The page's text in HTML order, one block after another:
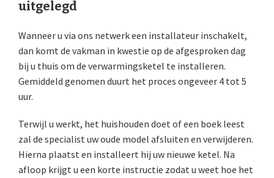
uitgelegd
Wanneer u via ons netwerk een installateur inschakelt,
dan komt de vakman in kwestie op de afgesproken dag
bij u thuis om de verwarmingsketel te installeren.
Gemiddeld genomen duurt het proces ongeveer 4 tot 5
uur.
Terwijl u werkt, het huishouden doet of een boek leest
zal de specialist uw oude model afsluiten en verwijderen.
Hierna plaatst en installeert hij uw nieuwe ketel. Na
afloop krijgt u een korte instructie zodat u weet hoe het